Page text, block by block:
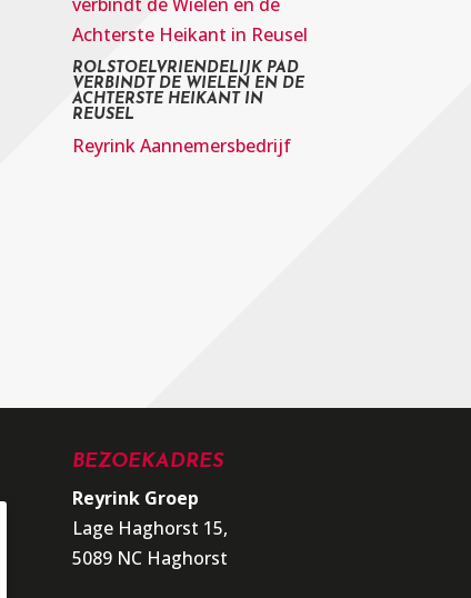
ROLSTOELVRIENDELIJK PAD
VERBINDT DE WIELEN EN DE
ACHTERSTE HEIKANT IN
REUSEL
Reyrink Aannemersbedrijf
BEZOEKADRES
Reyrink Groep
Lage Haghorst 15,
5089 NC Haghorst